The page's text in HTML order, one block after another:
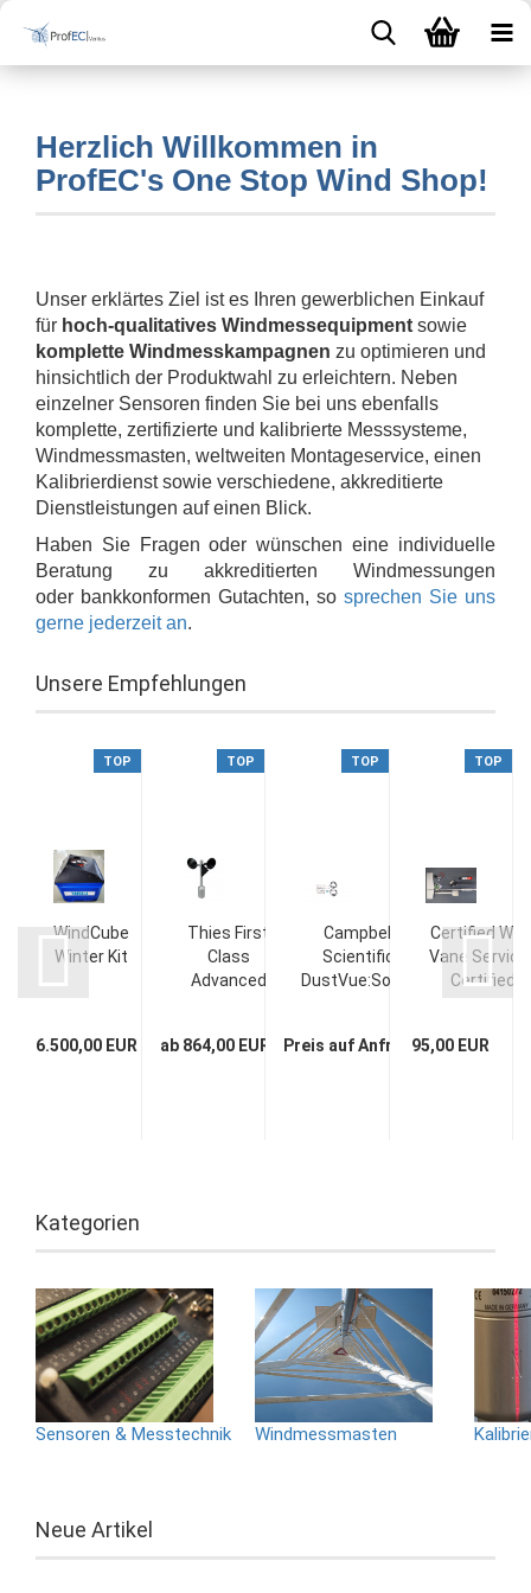
Herzlich Willkommen in
ProfEC's One Stop Wind Shop!
Unser erklärtes Ziel ist es Ihren gewerblichen Einkauf
für hoch-qualitatives Windmessequipment sowie
komplette Windmesskampagnen zu optimieren und
hinsichtlich der Produktwahl zu erleichtern. Neben
einzelner Sensoren finden Sie bei uns ebenfalls
komplette, zertifizierte und kalibrierte Messsysteme,
Windmessmasten, weltweiten Montageservice, einen
Kalibrierdienst sowie verschiedene, akkreditierte
Dienstleistungen auf einen Blick.
Haben Sie Fragen oder wünschen eine individuelle
Beratung zu akkreditierten Windmessungen
oder bankkonformen Gutachten, so sprechen Sie uns
gerne jederzeit an.
Unsere Empfehlungen
TOP
WindCube
Winter Kit
6.500,00 EUR
TOP
Thies First
Class
Advanced
calibrated) -
ab 864,00 EUR
TOP
Campbell
Scientific
DustVue:Solar-
Preis auf Anfrage
TOP
Certified
Vane Service
Certified
95,00 EUR
Kategorien
Sensoren & Messtechnik Windmessmasten
Neue Artikel